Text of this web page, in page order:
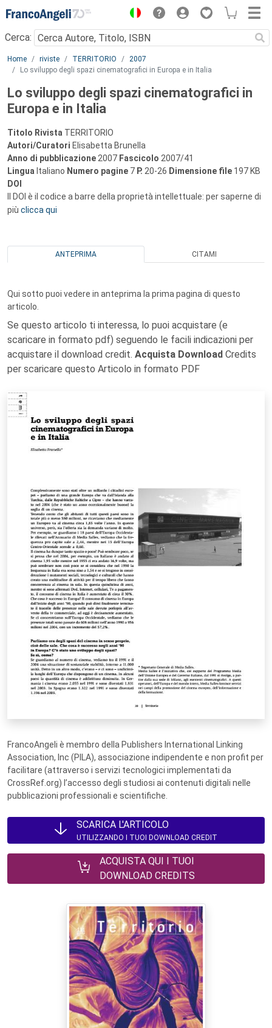
Menu
Cerca:
Main content
Home riviste TERRITORIO
2007
Lo sviluppo degli spazi cinematografici in Europa e in Italia
Lo sviluppo degli spazi cinematografici in
Europa e in Italia
Titolo Rivista TERRITORIO
Autori/Curatori Elisabetta Brunella
Anno di pubblicazione 2007 Fascicolo 2007/41
Lingua Italiano Numero pagine 7 P. 20-26 Dimensione file 197 KB
DOI
Il DOI è il codice a barre della proprietà intellettuale: per saperne di
più clicca qui
ANTEPRIMA CITAMI
Qui sotto puoi vedere in anteprima la prima pagina di questo
articolo.
Se questo articolo ti interessa, lo puoi acquistare (e
scaricare in formato pdf) seguendo le facili indicazioni per
acquistare il download credit. Acquista Download Credits
per scaricare questo Articolo in formato PDF
FrancoAngeli è membro della Publishers International Linking
Association, Inc (PILA), associazione indipendente e non profit per
facilitare (attraverso i servizi tecnologici implementati da
CrossRef.org) l’accesso degli studiosi ai contenuti digitali nelle
pubblicazioni professionali e scientifiche.
SCARICA L'ARTICOLO
UTILIZZANDO I TUOI DOWNLOAD CREDIT
ACQUISTA QUI I TUOI
DOWNLOAD CREDITS